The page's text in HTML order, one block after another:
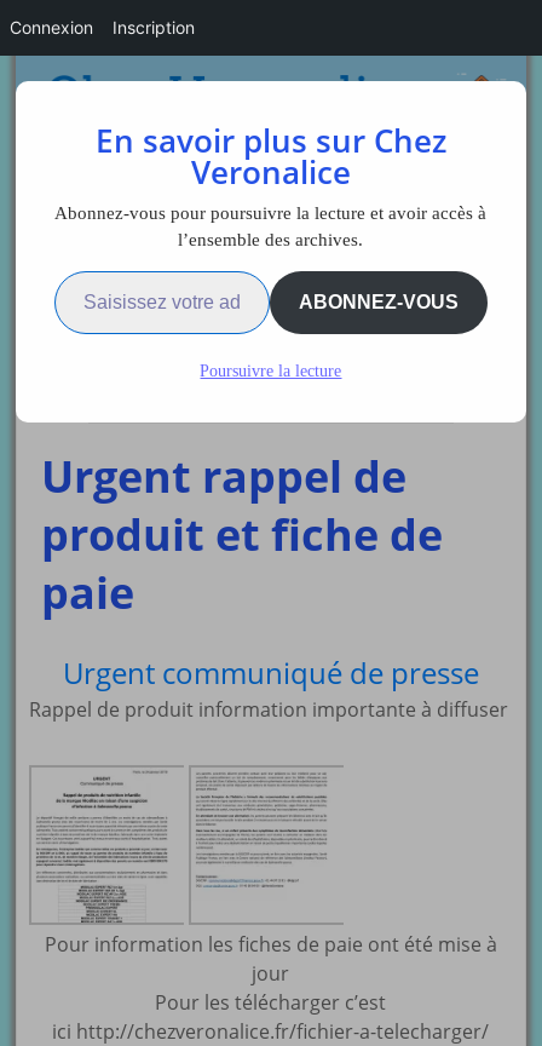
Sidebar
Urgent rappel de
produit et fiche de
paie
Urgent communiqué de presse
Rappel de produit information importante à diffuser
Pour information les fiches de paie ont été mise à
jour
Pour les télécharger c’est
ici http://chezveronalice.fr/fichier-a-telecharger/
En savoir plus sur Chez
Veronalice
Abonnez-vous pour poursuivre la lecture et avoir accès à
l’ensemble des archives.
Saisissez votre adresse e-mail…
ABONNEZ-VOUS
Poursuivre la lecture
Connexion Inscription